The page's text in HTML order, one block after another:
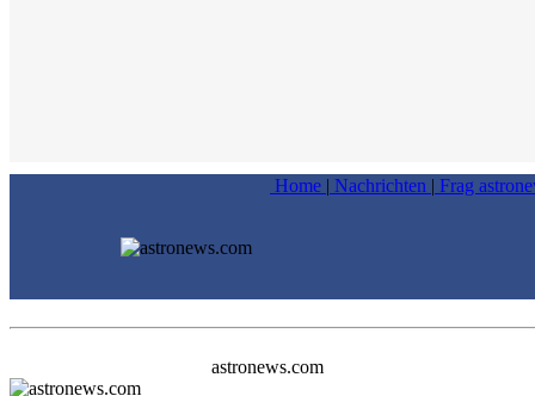
Home | Nachrichten | Frag
astronews.com